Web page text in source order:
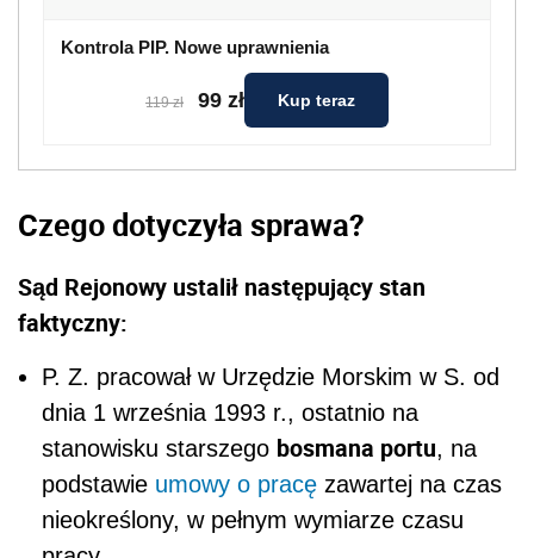
Kontrola PIP. Nowe uprawnienia
119 zł 99 zł Kup teraz
Czego dotyczyła sprawa?
Sąd Rejonowy ustalił następujący stan
faktyczny:
P. Z. pracował w Urzędzie Morskim w S. od
dnia 1 września 1993 r., ostatnio na
stanowisku starszego bosmana portu, na
podstawie umowy o pracę zawartej na czas
nieokreślony, w pełnym wymiarze czasu